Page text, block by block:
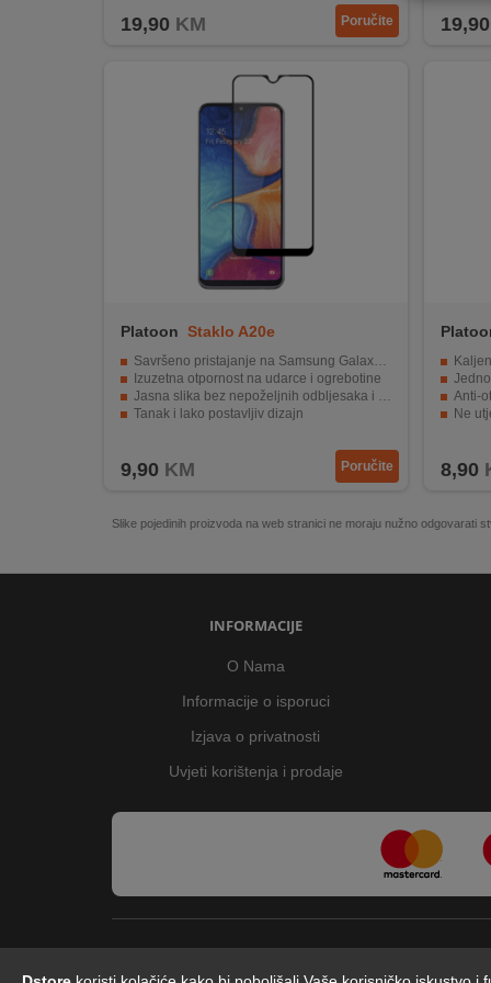
INOSTRANSTVA
19,90 KM Poručite 19,90
Platoon Staklo A20e
Savršeno pristajanje na Samsung Galaxy A20e
Izuzetna otpornost na udarce i ogrebotine
Jasna slika bez nepoželjnih odbljesaka i refleksija
Tanak i lako postavljiv dizajn
9,90 KM Poručite
Anti-
Ne
8,90
Slike pojedinih proizvoda na web stranici ne moraju nužno odgovarati
INFORMACIJE
O Nama
Informacije o isporuci
Izjava o privatnosti
Uvjeti korištenja i prodaje